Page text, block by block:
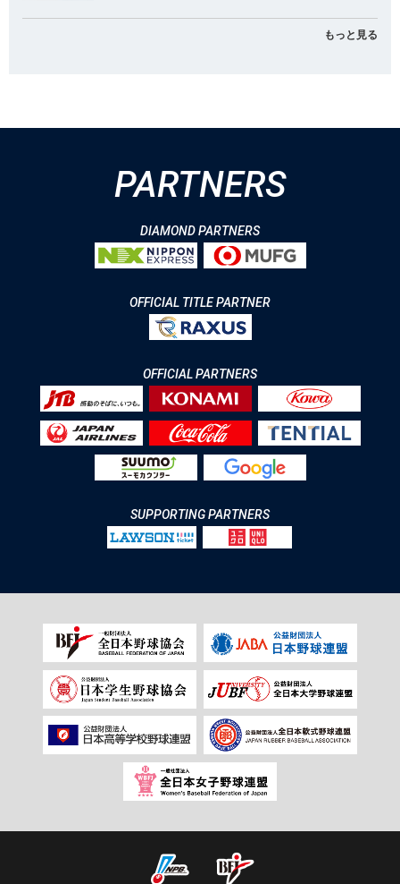
もっと見る
PARTNERS
DIAMOND PARTNERS
OFFICIAL TITLE PARTNER
OFFICIAL PARTNERS
SUPPORTING PARTNERS